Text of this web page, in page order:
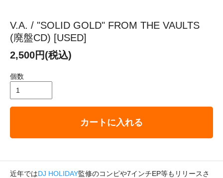
V.A. / "SOLID GOLD" FROM THE VAULTS
(廃盤CD) [USED]
2,500円(税込)
個数
カートに入れる
近年ではDJ HOLIDAY監修のコンピや7インチEP等もリリースさ